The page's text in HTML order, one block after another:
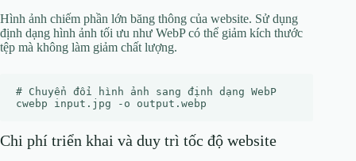
Hình ảnh chiếm phần lớn băng thông của website. Sử dụng
định dạng hình ảnh tối ưu như WebP có thể giảm kích thước
tệp mà không làm giảm chất lượng.
# Chuyển đổi hình ảnh sang định dạng WebP
Chi phí triển khai và duy trì tốc độ website